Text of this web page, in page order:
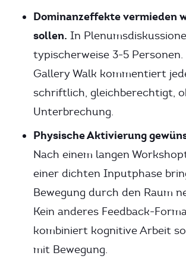
Dominanzeffekte vermieden
sollen. In
typischerweise 3-5 Personen.
Gallery Walk kommentiert
schriftlich, gleichberechtigt,
Unterbrechung.
Physische Aktivierung
Nach einem langen
einer dichten Inputphase
Bewegung durch den Raum
Kein anderes Feedback-
kombiniert kognitive Arbeit
mit Bewegung.